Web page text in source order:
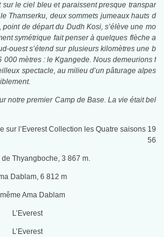
le ciel bleu et paraissent presque transpar
Thamserku, deux sommets jumeaux hauts d
de départ du Dudh Kosi, s’élève une mo
symétrique fait penser à quelques flèche a
ouest s’étend sur plusieurs kilomètres une b
000 mètres : le Kgangede. Nous demeurions f
spectacle, au milieu d’un pâturage alpes
notre premier Camp de Base. La vie était bel
sur l’Everest Collection les Quatre saisons 19
56
de Thyangboche, 3 867 m.
Dablam, 6 812 m
Ama Dablam
L’Everest
L’Everest